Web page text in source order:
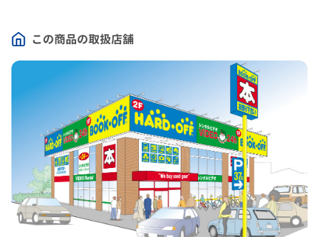
この商品の取扱店舗